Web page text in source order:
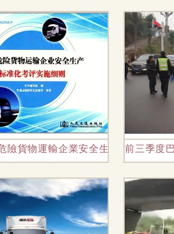
險貨物運輸企業安全生產標準化考
前三季度